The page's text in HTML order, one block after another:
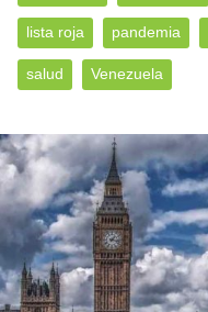
lista roja pandemia
salud Venezuela